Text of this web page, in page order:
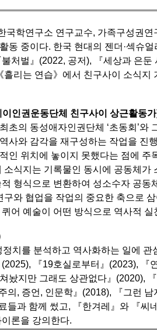
국학연구소 연구교수, 가족구성권
동 중이다. 한국 현대의 젠더·섹슈
처벌』(2022, 공저), 『세상과 은
흘리는 연습》에서 친구사이 소식지
인권운동단체 친구사이 상근활동
초의 동성애자인권단체 ‘초동회’와
사와 감각을 재구성하는 작업을 진
인 위치에 놓이지 못했다는 점에
소식지는 기록물인 동시에 공동체가
형식으로 변환하여 성소수자 공
구와 협업을 작업의 중요한 축으로
어 예술이 어떤 방식으로 역사적
정치를 분석하고 역사화하는 일에
(2025), 『19호실로부터』(2023),
놨지만 그래도 상관없다』(2020),
의, 증언, 인문학』(2018), 『그런
들과 함께 썼고,
『한겨레』와 『씨
론을 강의한다.